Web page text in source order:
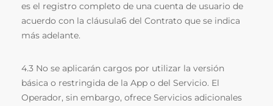
es el registro completo de una cuenta de usuario de
acuerdo con la cláusula6 del Contrato que se indica
más adelante.
4.3 No se aplicarán cargos por utilizar la versión
básica o restringida de la App o del Servicio. El
Operador, sin embargo, ofrece Servicios adicionales